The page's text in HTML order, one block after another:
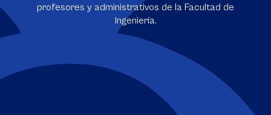
profesores y administrativos de la Facultad de
Ingeniería.